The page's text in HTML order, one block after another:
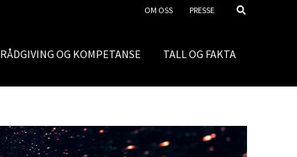
OM OSS PRESSE
RÅDGIVING OG KOMPETANSE TALL OG FAKTA